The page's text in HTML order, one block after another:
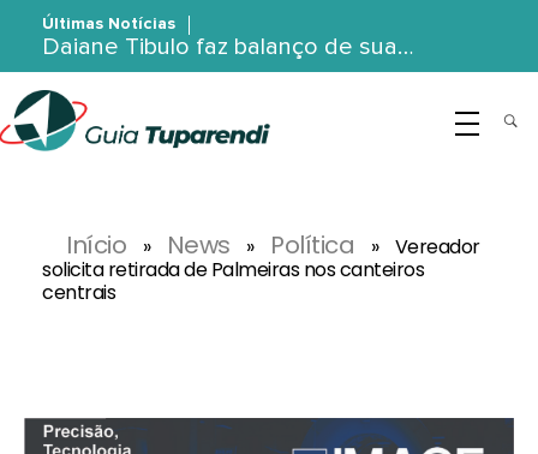
Últimas Notícias
Daiane Tibulo faz balanço de sua…
Início » News » Política » Vereador
solicita retirada de Palmeiras nos canteiros
centrais